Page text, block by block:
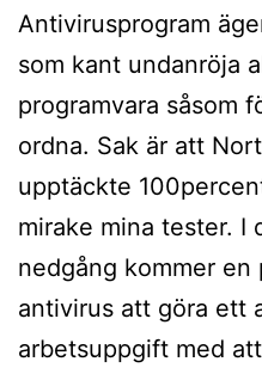
Antivirusprogram
som kant undanröja
programvara såsom
ordna. Sak är att
upptäckte
mirake mina tester. I
nedgång kommer
antivirus att göra ett
arbetsuppgift med